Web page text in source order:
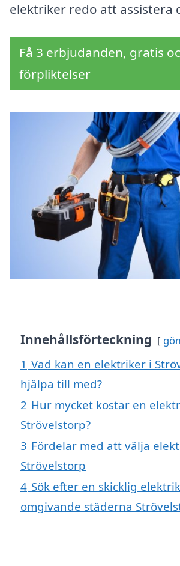
elektriker redo att assistera
Få 3 erbjudanden, gratis
förpliktelser
Innehållsförteckning
1 Vad kan en elektriker i
hjälpa till med?
2 Hur mycket kostar en
Strövelstorp?
3 Fördelar med att välja
Strövelstorp
4 Sök efter en skicklig
omgivande städerna